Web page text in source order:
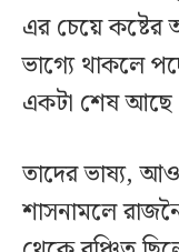
এর চেয়ে কষ্টের
ভাগ্যে থাকলে
একটা শেষ
তাদের ভাষ্য,
শাসনামলে